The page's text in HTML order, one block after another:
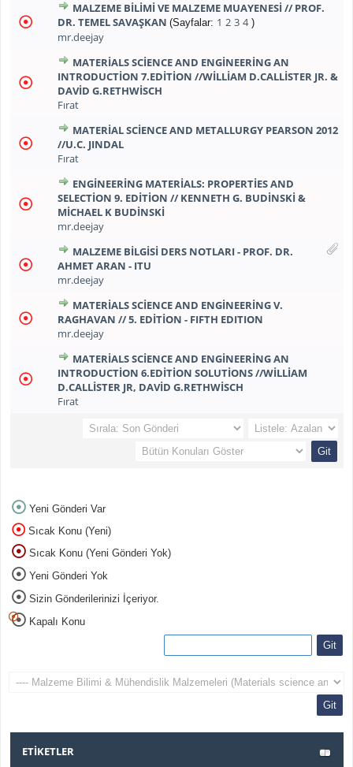
MALZEME BILIMI VE MALZEME MUAYENESI // PROF.
DR. TEMEL SAVAŞKAN (Sayfalar: 1 2 3 4 )
mr.deejay
MATERIALS SCIENCE AND ENGINEERING AN
INTRODUCTION 7.EDITION //WILLIAM D.CALLISTER JR. &
DAVID G.RETHWISCH
Fırat
MATERIAL SCIENCE AND METALLURGY PEARSON 2012
//U.C. JINDAL
Fırat
ENGINEERING MATERIALS: PROPERTIES AND
SELECTION 9. EDITION // KENNETH G. BUDINSKI &
MICHAEL K BUDINSKI
mr.deejay
MALZEME BILGISI DERS NOTLARI - PROF. DR.
AHMET ARAN - ITU
mr.deejay
MATERIALS SCIENCE AND ENGINEERING V.
RAGHAVAN // 5. EDITION - FIFTH EDITION
mr.deejay
MATERIALS SCIENCE AND ENGINEERING AN
INTRODUCTION 6.EDITION SOLUTIONS //WILLIAM
D.CALLISTER JR, DAVID G.RETHWISCH
Fırat
Yeni Gönderi Var
Sıcak Konu (Yeni)
Sıcak Konu (Yeni Gönderi Yok)
Yeni Gönderi Yok
Sizin Gönderilerinizi İçeriyor.
Kapalı Konu
ETIKETLER